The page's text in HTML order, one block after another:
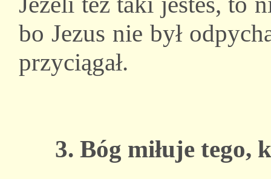
bo Jezus nie był
przyciągał.
3. Bóg miłuje tego,